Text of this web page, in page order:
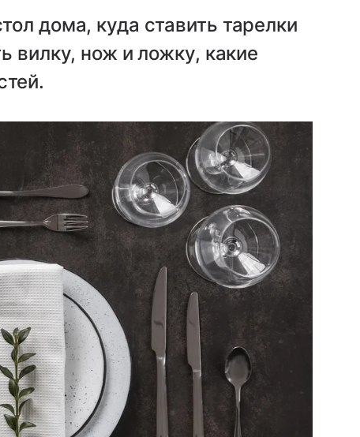
дома, куда ставить тарелки
вилку, нож и ложку, какие